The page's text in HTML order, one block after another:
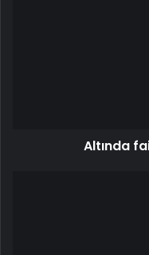
Altında